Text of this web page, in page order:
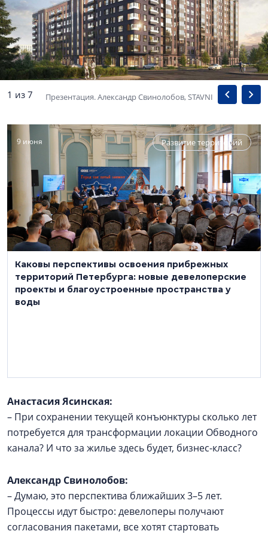
1 из 7 Презентация. Александр Свинолобов, STAVNI
9 июня Развитие территорий
Каковы перспективы освоения прибрежных
территорий Петербурга: новые девелоперские
проекты и благоустроенные пространства у
воды
Анастасия Ясинская:
– При сохранении текущей конъюнктуры сколько лет
потребуется для трансформации локации Обводного
канала? И что за жилье здесь будет, бизнес-класс?
Александр Свинолобов:
– Думаю, это перспектива ближайших 3–5 лет.
Процессы идут быстро: девелоперы получают
согласования пакетами, все хотят стартовать